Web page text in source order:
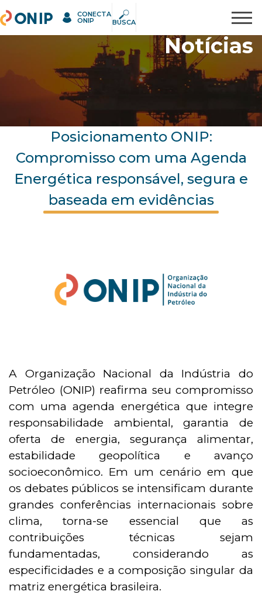
Pesquisar
ONIP CONECTA
ONIP BUSCA
Notícias
Posicionamento ONIP:
Compromisso com uma Agenda
Energética responsável, segura e
baseada em evidências
A Organização Nacional da Indústria do
Petróleo (ONIP) reafirma seu compromisso
com uma agenda energética que integre
responsabilidade ambiental, garantia de
oferta de energia, segurança alimentar,
estabilidade geopolítica e avanço
socioeconômico. Em um cenário em que
os debates públicos se intensificam durante
grandes conferências internacionais sobre
clima, torna-se essencial que as
contribuições técnicas sejam
fundamentadas, considerando as
especificidades e a composição singular da
matriz energética brasileira.